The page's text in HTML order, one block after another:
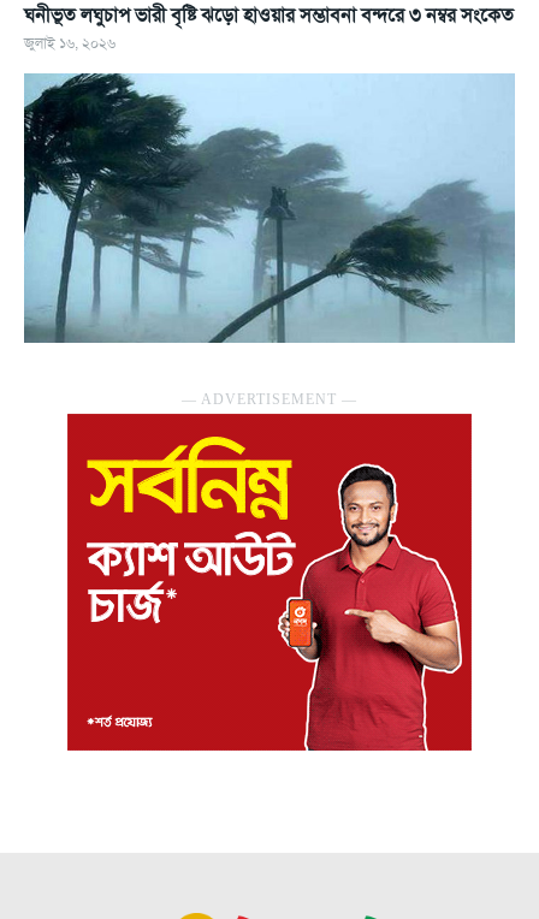
ঘনীভূত লঘুচাপ ভারী বৃষ্টি ঝড়ো হাওয়ার সম্ভাবনা বন্দরে ৩ নম্বর সংকেত
জুলাই ১৬, ২০২৬
― ADVERTISEMENT ―